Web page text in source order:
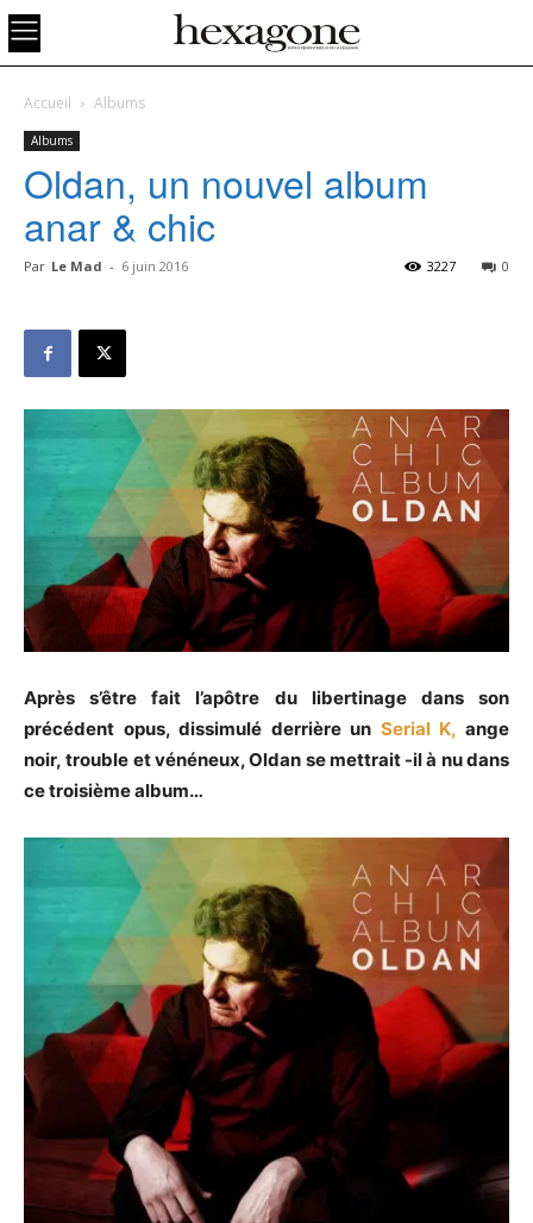
Accueil Albums
Albums
Oldan, un nouvel album
anar & chic
Par Le Mad - 6 juin 2016 0
3227
Après s’être fait l’apôtre du libertinage dans son
précédent opus, dissimulé derrière un Serial K,ange
noir, trouble et vénéneux, Oldan se mettrait -il à nu dans
ce troisième album…